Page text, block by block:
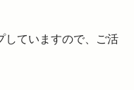
していますので、ご活